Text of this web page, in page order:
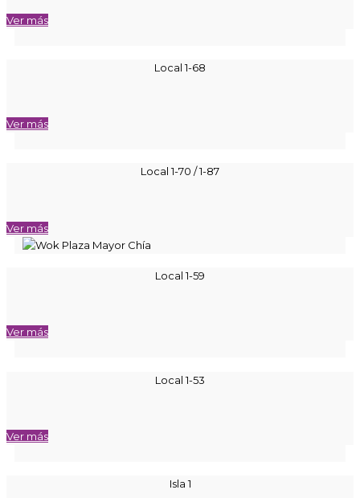
Ver más
Local 1-68
Ver más
Local 1-70 / 1-87
Ver más
Local 1-59
Ver más
Local 1-53
Ver más
Isla 1